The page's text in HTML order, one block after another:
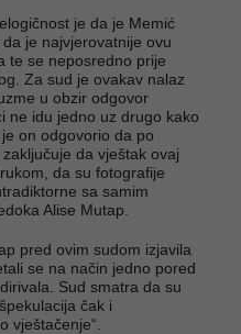
je da je Memić
je najvjerovatnije ovu
te se neposredno prije
Za sud je ovakav nalaz
u obzir odgovor
ne idu jedno uz drugo kako
on odgovorio da po
da vještak ovaj
da su fotografije
sa samim
Alise Mutap.
pred ovim sudom izjavila
se na način jedno pored
Sud smatra da su
čak i
vještačenje“.